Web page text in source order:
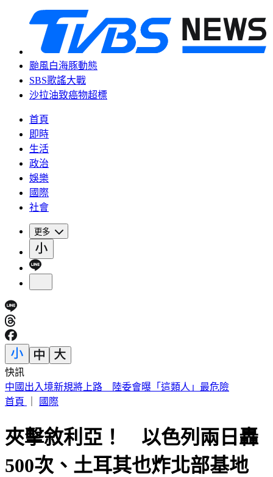
颱風白海豚動態
SBS歌謠大戰
沙拉油致癌物超標
首頁
即時
生活
政治
娛樂
國際
社會
更多
快訊
穿UNIQLO AIRism發現不涼了？網見「1關鍵」驚呆
首頁
國際
夾擊敘利亞！ 以色列兩日轟
500次、土耳其也炸北部基地